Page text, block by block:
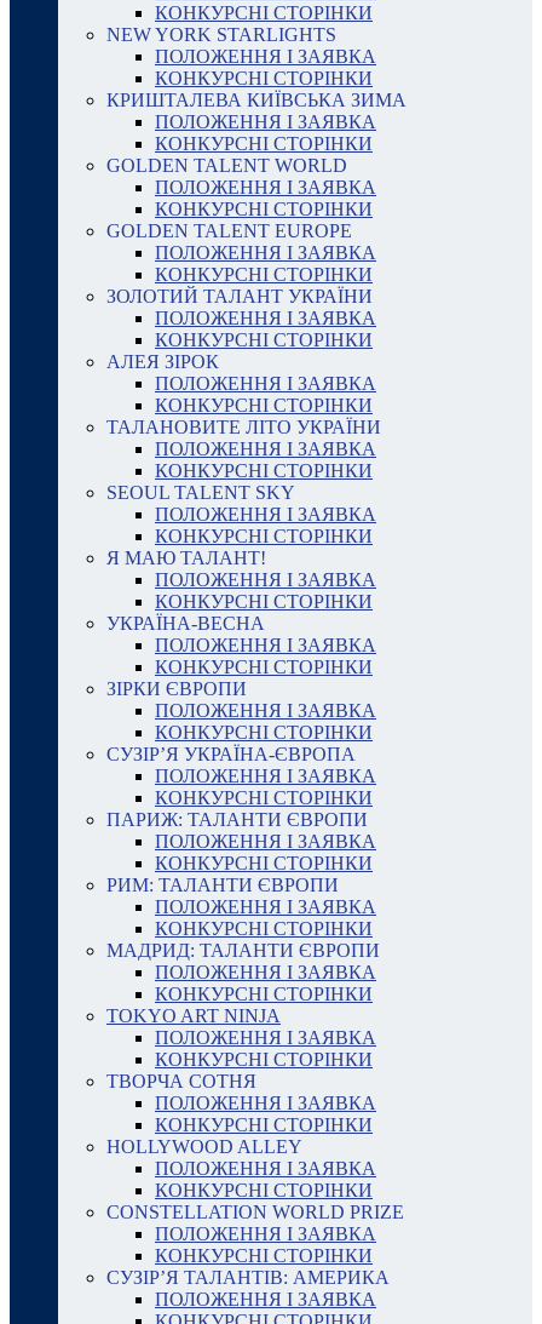
КОНКУРСНІ СТОРІНКИ
NEW YORK STARLIGHTS
ПОЛОЖЕННЯ І ЗАЯВКА
КОНКУРСНІ СТОРІНКИ
КРИШТАЛЕВА КИЇВСЬКА ЗИМА
ПОЛОЖЕННЯ І ЗАЯВКА
КОНКУРСНІ СТОРІНКИ
GOLDEN TALENT WORLD
ПОЛОЖЕННЯ І ЗАЯВКА
КОНКУРСНІ СТОРІНКИ
GOLDEN TALENT EUROPE
ПОЛОЖЕННЯ І ЗАЯВКА
КОНКУРСНІ СТОРІНКИ
ЗОЛОТИЙ ТАЛАНТ УКРАЇНИ
ПОЛОЖЕННЯ І ЗАЯВКА
КОНКУРСНІ СТОРІНКИ
АЛЕЯ ЗІРОК
ПОЛОЖЕННЯ І ЗАЯВКА
КОНКУРСНІ СТОРІНКИ
ТАЛАНОВИТЕ ЛІТО УКРАЇНИ
ПОЛОЖЕННЯ І ЗАЯВКА
КОНКУРСНІ СТОРІНКИ
SEOUL TALENT SKY
ПОЛОЖЕННЯ І ЗАЯВКА
КОНКУРСНІ СТОРІНКИ
Я МАЮ ТАЛАНТ!
ПОЛОЖЕННЯ І ЗАЯВКА
КОНКУРСНІ СТОРІНКИ
УКРАЇНА-ВЕСНА
ПОЛОЖЕННЯ І ЗАЯВКА
КОНКУРСНІ СТОРІНКИ
ЗІРКИ ЄВРОПИ
ПОЛОЖЕННЯ І ЗАЯВКА
КОНКУРСНІ СТОРІНКИ
СУЗІР’Я УКРАЇНА-ЄВРОПА
ПОЛОЖЕННЯ І ЗАЯВКА
КОНКУРСНІ СТОРІНКИ
ПАРИЖ: ТАЛАНТИ ЄВРОПИ
ПОЛОЖЕННЯ І ЗАЯВКА
КОНКУРСНІ СТОРІНКИ
РИМ: ТАЛАНТИ ЄВРОПИ
ПОЛОЖЕННЯ І ЗАЯВКА
КОНКУРСНІ СТОРІНКИ
МАДРИД: ТАЛАНТИ ЄВРОПИ
ПОЛОЖЕННЯ І ЗАЯВКА
КОНКУРСНІ СТОРІНКИ
TOKYO ART NINJA
ПОЛОЖЕННЯ І ЗАЯВКА
КОНКУРСНІ СТОРІНКИ
ТВОРЧА СОТНЯ
ПОЛОЖЕННЯ І ЗАЯВКА
КОНКУРСНІ СТОРІНКИ
HOLLYWOOD ALLEY
ПОЛОЖЕННЯ І ЗАЯВКА
КОНКУРСНІ СТОРІНКИ
CONSTELLATION WORLD PRIZE
ПОЛОЖЕННЯ І ЗАЯВКА
КОНКУРСНІ СТОРІНКИ
СУЗІР’Я ТАЛАНТІВ: АМЕРИКА
ПОЛОЖЕННЯ І ЗАЯВКА